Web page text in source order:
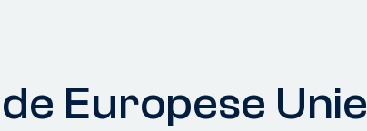
Europese Unie